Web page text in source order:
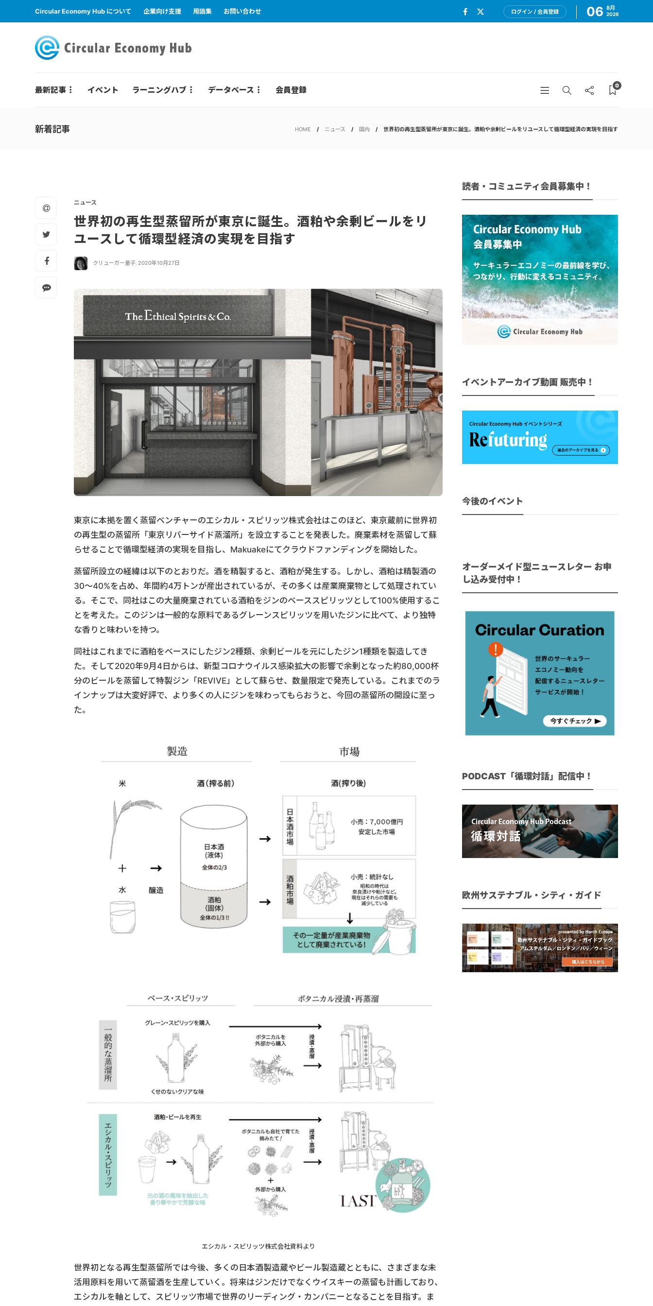
Circular Economy Hub について 企業向け支援 用語集 お問い合わせ ログイン / 会員登録 06 8月
2026
最新記事 イベント ラーニングハブ データベース 会員登録 0
新着記事 HOME ニュース 国内 世界初の再生型蒸留所が東京に誕生。酒粕や余剰ビールをリユースして循環型経済の実現を目指す
ニュース
世界初の再生型蒸留所が東京に誕生。酒粕や余剰ビールをリ
ユースして循環型経済の実現を目指す
クリューガー量子, 2020年10月27日
東京に本拠を置く蒸留ベンチャーのエシカル・スピリッツ株式会社はこのほど、東京蔵前に世界初
の再生型の蒸留所「東京リバーサイド蒸溜所」を設立することを発表した。廃棄素材を蒸留して蘇
らせることで循環型経済の実現を目指し、Makuakeにてクラウドファンディングを開始した。
蒸留所設立の経緯は以下のとおりだ。酒を精製すると、酒粕が発生する。しかし、酒粕は精製酒の
30～40%を占め、年間約4万トンが産出されているが、その多くは産業廃棄物として処理されてい
る。そこで、同社はこの大量廃棄されている酒粕をジンのベーススピリッツとして100%使用するこ
とを考えた。このジンは一般的な原料であるグレーンスピリッツを用いたジンに比べて、より独特
な香りと味わいを持つ。
同社はこれまでに酒粕をベースにしたジン2種類、余剰ビールを元にしたジン1種類を製造してき
た。そして2020年9月4日からは、新型コロナウイルス感染拡大の影響で余剰となった約80,000杯
分のビールを蒸留して特製ジン「REVIVE」として蘇らせ、数量限定で発売している。これまでのラ
インナップは大変好評で、より多くの人にジンを味わってもらおうと、今回の蒸留所の開設に至っ
た。
エシカル・スピリッツ株式会社資料より
世界初となる再生型蒸留所では今後、多くの日本酒製造蔵やビール製造蔵とともに、さまざまな未
活用原料を用いて蒸留酒を生産していく。将来はジンだけでなくウイスキーの蒸留も計画しており、
エシカルを軸として、スピリッツ市場で世界のリーディング・カンパニーとなることを目指す。ま
読者・コミュニティ会員募集中！
イベントアーカイブ動画 販売中！
今後のイベント
オーダーメイド型ニュースレター お申
し込み受付中！
PODCAST「循環対話」配信中！
欧州サステナブル・シティ・ガイド